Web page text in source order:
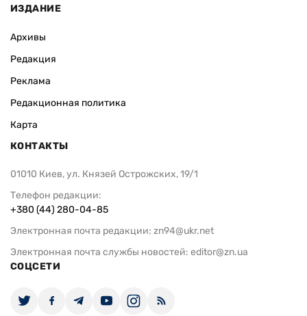
ИЗДАНИЕ
Архивы
Редакция
Реклама
Редакционная политика
Карта
КОНТАКТЫ
01010 Киев, ул. Князей Острожских, 19/1
Телефон редакции:
+380 (44) 280-04-85
Электронная почта редакции: zn94@ukr.net
Электронная почта службы новостей: editor@zn.ua
СОЦСЕТИ